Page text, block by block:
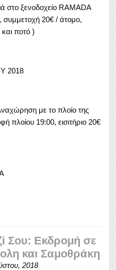
ξενοδοχείο RAMADA
20€ / άτομο,
ποτό )
2018
με το πλοίο της
πλοίου 19:00, εισιτήριο 20€
Σου: Εκδρομή σε
και Σαμοθράκη
2018